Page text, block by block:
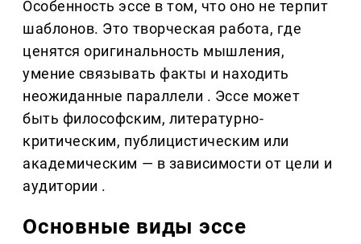
Особенность эссе в том, что оно не терпит
шаблонов. Это творческая работа, где
ценятся оригинальность мышления,
умение связывать факты и находить
неожиданные параллели . Эссе может
быть философским, литературно-
критическим, публицистическим или
академическим — в зависимости от цели и
аудитории .
Основные виды эссе